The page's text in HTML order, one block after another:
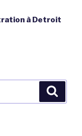
à Detroit